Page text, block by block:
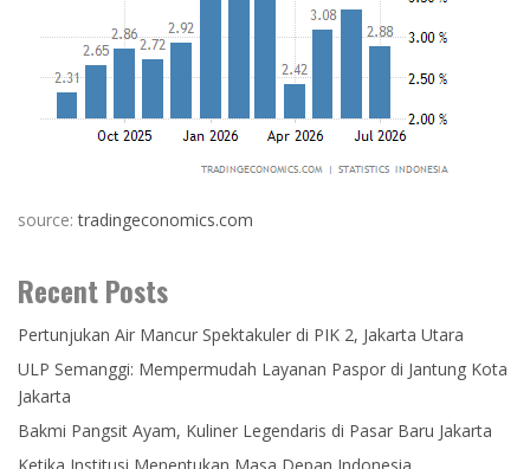
source:tradingeconomics.com
Recent Posts
Pertunjukan Air Mancur Spektakuler di PIK 2, Jakarta Utara
ULP Semanggi: Mempermudah Layanan Paspor di Jantung Kota
Jakarta
Bakmi Pangsit Ayam, Kuliner Legendaris di Pasar Baru Jakarta